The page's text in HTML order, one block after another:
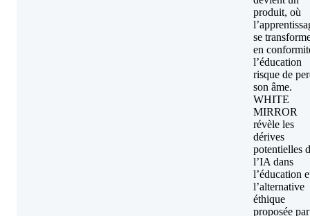
produit, où
se
en
l’éducation
risque de
son âme.
WHITE
MIRROR
révèle les
dérives
potentielles
l’IA dans
l’éducation
l’alternative
éthique
proposée par